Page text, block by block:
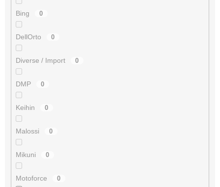
Bing 0
DellOrto 0
Diverse / Import 0
DMP 0
Keihin 0
Malossi 0
Mikuni 0
Motoforce 0